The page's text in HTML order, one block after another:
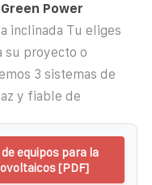
Power
inclinada Tu eliges
su proyecto o
3 sistemas de
y fiable de
equipos para la
[PDF]